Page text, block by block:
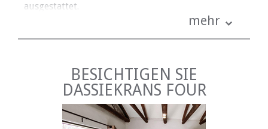
ausgestattet.
Es gibt eine offene Küchenzeile mit einem 12 -V -
Camping -Kühlschrank, einem Essbereich und
Draußen gibt es eine Terrasse und einen Braai und
eine Feuerstelle im Freien.
AKTIVITÄTEN UND ATTRAKTIONEN
mehr
BESICHTIGEN SIE
DASSIEKRANS FOUR